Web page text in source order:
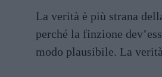
La verità è più strana
perché la finzione
modo plausibile. La